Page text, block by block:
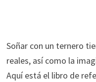
Soñar con un ternero
reales, así como la
Aquí está el libro de